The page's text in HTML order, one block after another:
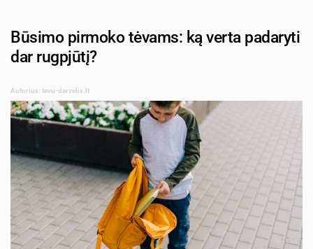
Būsimo pirmoko tėvams: ką verta padaryti
dar rugpjūtį?
Autorius: tevu-darzelis.lt